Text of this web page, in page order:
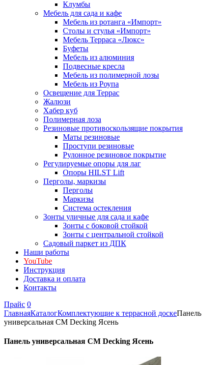
Клумбы
Мебель для сада и кафе
Мебель из ротанга «Импорт»
Столы и стулья «Импорт»
Мебель Терраса «Люкс»
Буфеты
Мебель из алюминия
Подвесные кресла
Мебель из полимерной лозы
Мебель из Роупа
Освещение для Террас
Жалюзи
Хабер куб
Полимерная лоза
Резиновые противоскользящие покрытия
Маты резиновые
Проступи резиновые
Рулонное резиновое покрытие
Регулируемые опоры для лаг
Опоры HILST Lift
Перголы, маркизы
Перголы
Маркизы
Система остекления
Зонты уличные для сада и кафе
Зонты с боковой стойкой
Зонты с центральной стойкой
Садовый паркет из ДПК
Наши работы
YouTube
Инструкция
Доставка и оплата
Контакты
Прайс 0
ГлавнаяКаталогКомплектующие к террасной доскеПанель
универсальная CM Decking Ясень
Панель универсальная CM Decking Ясень